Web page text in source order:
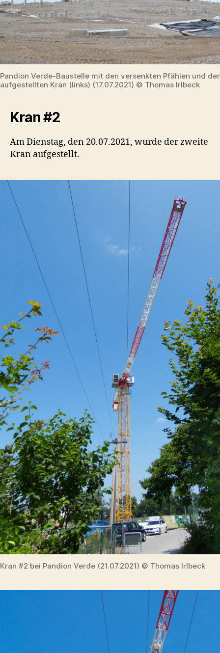
Pandion Verde-Baustelle mit den versenkten Pfählen und
aufgestellten Kran (links) (17.07.2021) © Thomas Irlbeck
Kran #2
Am Dienstag, den 20.07.2021, wurde der zweite
Kran aufgestellt.
Kran #2 bei Pandion Verde (21.07.2021) © Thomas Irlbeck